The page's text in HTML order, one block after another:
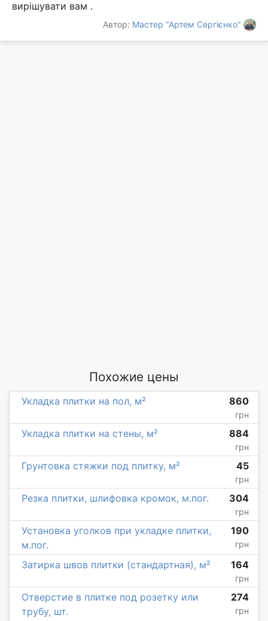
вирішувати вам .
Автор: Мастер "Артем Сергієнко"
Похожие цены
Укладка плитки на пол, м² 860
грн
Укладка плитки на стены, м² 884
грн
Грунтовка стяжки под плитку, м² 45
грн
Резка плитки, шлифовка кромок, м.пог. 304
грн
Установка уголков при укладке плитки,
м.пог.
190
грн
Затирка швов плитки (стандартная), м² 164
грн
Отверстие в плитке под розетку или
трубу, шт.
274
грн